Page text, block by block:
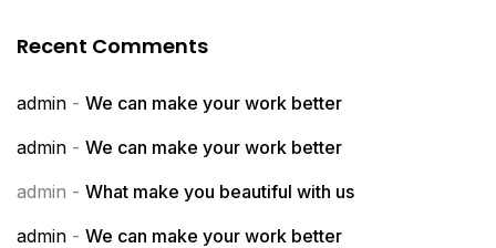
Recent Comments
admin - We can make your work better
admin - We can make your work better
admin - What make you beautiful with us
admin - We can make your work better